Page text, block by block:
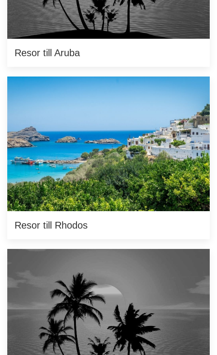
Resor till Aruba
Resor till Rhodos